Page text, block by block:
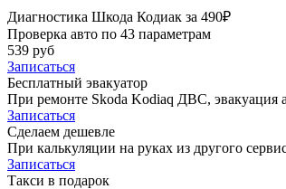
Диагностика Шкода Кодиак за 490₽
Проверка авто по 43 параметрам
539 руб
Записаться
Бесплатный эвакуатор
При ремонте Skoda Kodiaq ДВС, эвакуация
Записаться
Сделаем дешевле
При калькуляции на руках из другого
Записаться
Такси в подарок